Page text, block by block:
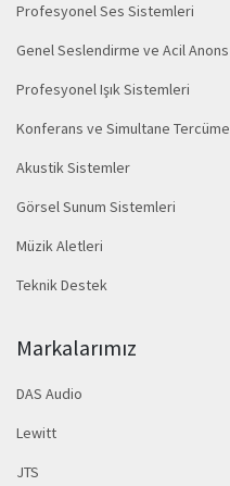
Profesyonel Ses Sistemleri
Genel Seslendirme ve Acil Anons
Profesyonel Işık Sistemleri
Konferans ve Simultane Tercüme
Akustik Sistemler
Görsel Sunum Sistemleri
Müzik Aletleri
Teknik Destek
Markalarımız
DAS Audio
Lewitt
JTS